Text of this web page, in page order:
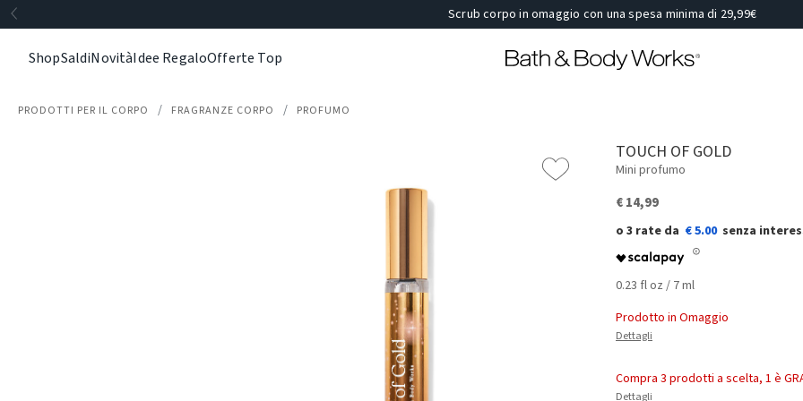
Scrub corpo in omaggio con una spesa minima di 29,99€
ShopSaldiNovitàIdee RegaloOfferte Top
PRODOTTI PER IL CORPO FRAGRANZE CORPO PROFUMO
TOUCH OF GOLD
Mini profumo
€ 14,99
€ 5.00
0.23 fl oz / 7 ml
Prodotto in Omaggio
Dettagli
Compra 3 prodotti a scelta, 1 è
Dettagli